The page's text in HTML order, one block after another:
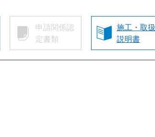
申請関係認
定書類
施工・取扱
説明書